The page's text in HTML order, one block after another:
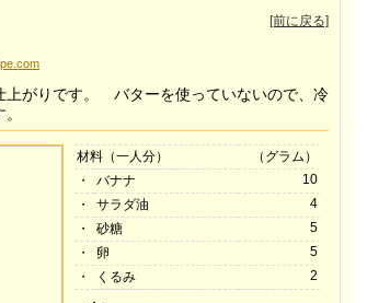
[前に戻る]
上がりです。 バターを使っていないので、冷
材料（一人分）
（グラム）
・
バナナ
10
・
サラダ油
4
・
砂糖
5
・
卵
5
・
くるみ 2